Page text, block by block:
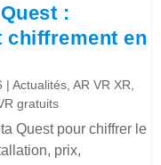
:
chiffrement en
|Actualités,AR VR XR,
gratuits
Quest pour chiffrer le
prix,